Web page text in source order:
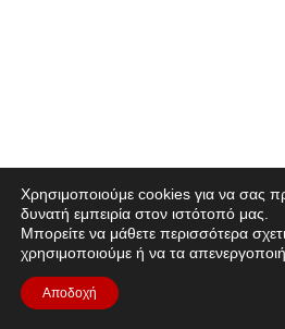
Χρησιμοποιούμε cookies για να σας
δυνατή εμπειρία στον ιστότοπό μας.
Μπορείτε να μάθετε περισσότερα
χρησιμοποιούμε ή να τα
Αποδοχή